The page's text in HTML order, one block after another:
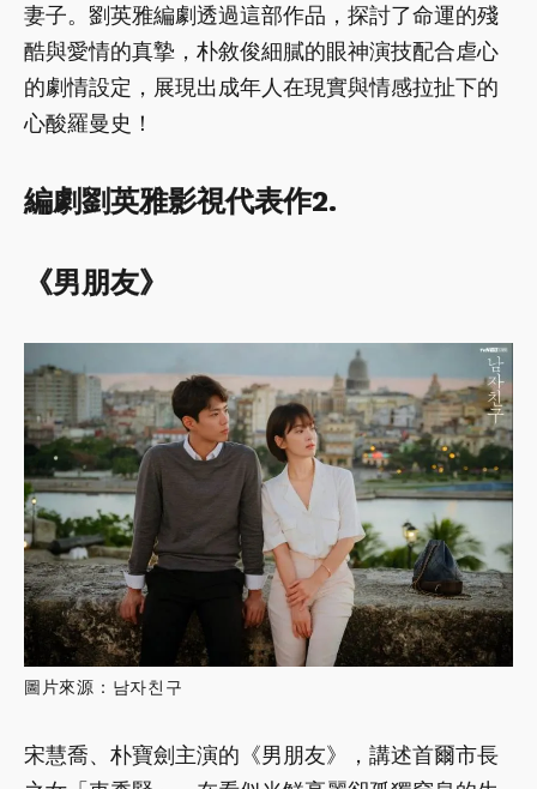
妻子。劉英雅編劇透過這部作品，探討了命運的殘
酷與愛情的真摯，朴敘俊細膩的眼神演技配合虐心
的劇情設定，展現出成年人在現實與情感拉扯下的
心酸羅曼史！
編劇劉英雅影視代表作2.
《男朋友》
圖片來源：남자친구
宋慧喬、朴寶劍主演的《男朋友》，講述首爾市長